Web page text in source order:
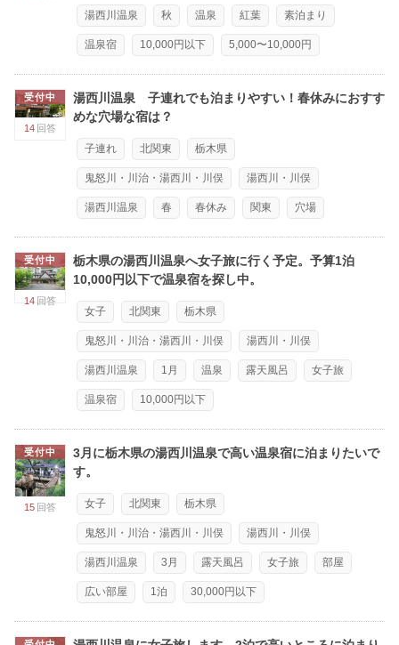
湯西川温泉 秋 温泉 紅葉 素泊まり
温泉宿 10,000円以下 5,000〜10,000円
受付中
14 回答
湯西川温泉 子連れでも泊まりやすい！春休みにおすす
めな穴場な宿は？
子連れ 北関東 栃木県
鬼怒川・川治・湯西川・川俣 湯西川・川俣
湯西川温泉 春 春休み 関東 穴場
受付中
14 回答
栃木県の湯西川温泉へ女子旅に行く予定。予算1泊
10,000円以下で温泉宿を探し中。
女子 北関東 栃木県
鬼怒川・川治・湯西川・川俣 湯西川・川俣
湯西川温泉 1月 温泉 露天風呂 女子旅
温泉宿 10,000円以下
受付中
15 回答
3月に栃木県の湯西川温泉で高い温泉宿に泊まりたいで
す。
女子 北関東 栃木県
鬼怒川・川治・湯西川・川俣 湯西川・川俣
湯西川温泉 3月 露天風呂 女子旅 部屋
広い部屋 1泊 30,000円以下